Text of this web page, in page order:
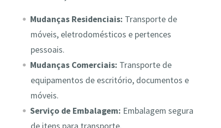
Mudanças Residenciais: Transporte de
móveis, eletrodomésticos e pertences
pessoais.
Mudanças Comerciais: Transporte de
equipamentos de escritório, documentos e
móveis.
Serviço de Embalagem: Embalagem segura